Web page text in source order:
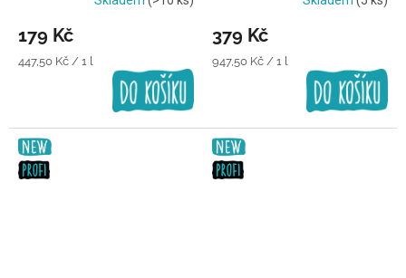
179 Kč
Měrná
447,50 Kč / 1 l
379 Kč
Měrná
947,50 Kč / 1 l